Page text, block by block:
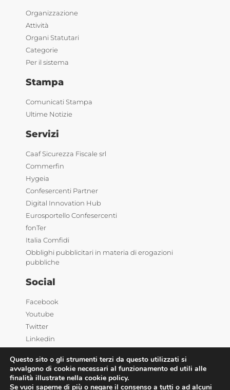
Organizzazione
Attività
Organi Statutari
Categorie
Per il sistema
Stampa
Comunicati Stampa
Ultime Notizie
Servizi
Caaf Sicurezza Fiscale srl
Commerfin
Hygeia
Confesercenti Partner
Digital Innovation Hub
Eurosportello Confesercenti
fonTer
Italia Comfidi
Obblighi pubblicitari in materia di erogazioni
pubbliche
Social
Facebook
Youtube
Twitter
Linkedin
Questo sito o gli strumenti terzi da questo utilizzati si
avvalgono di cookie necessari al funzionamento ed utili alle
finalità illustrate nella cookie policy.
Se vuoi saperne di più o negare il consenso a tutti o ad alcuni